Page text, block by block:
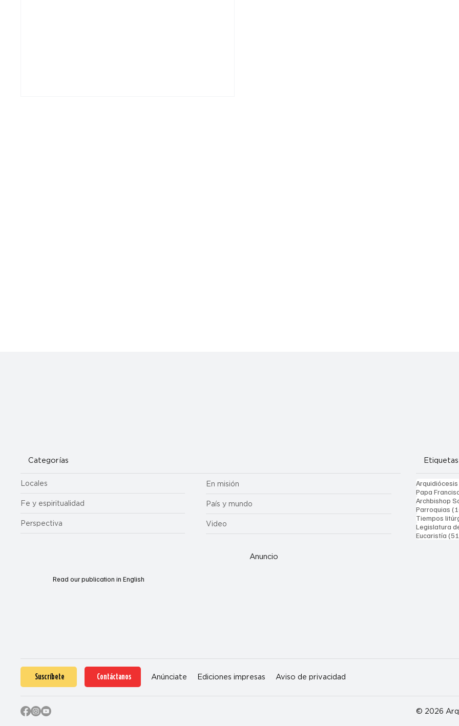
Categorías
Locales
Fe y espiritualidad
Perspectiva
En misión
País y mundo
Video
Papa
Archbishop
Parroquias
Tiempos
Legislatura
Eucaristía
Read our publication in English
Anuncio
Suscríbete Contáctanos Anúnciate Ediciones impresas Aviso de privacidad
© 2026